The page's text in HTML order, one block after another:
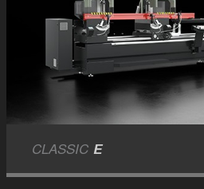
CLASSIC E